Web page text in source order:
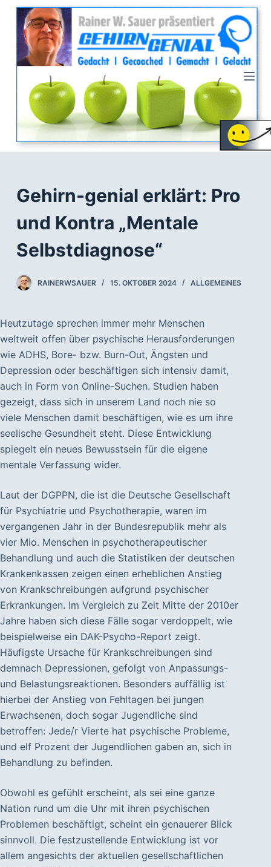
Z
u
n
h
a
s
n
e
Gehirn-genial erklärt: Pro
und Kontra „Mentale
Selbstdiagnose“
RAINERWSAUER 15. OKTOBER 2024 ALLGEMEINES
Heutzutage sprechen immer mehr Menschen
weltweit offen über psychische Herausforderungen
wie ADHS, Bore- bzw. Burn-Out, Ängsten und
Depression oder beschäftigen sich intensiv damit,
auch in Form von Online-Suchen. Studien haben
gezeigt, dass sich in unserem Land noch nie so
viele Menschen damit beschäftigen, wie es um ihre
seelische Gesundheit steht. Diese Entwicklung
spiegelt ein neues Bewusstsein für die eigene
mentale Verfassung wider.
Laut der DGPPN, die ist die Deutsche Gesellschaft
für Psychiatrie und Psychotherapie, waren im
vergangenen Jahr in der Bundesrepublik mehr als
vier Mio. Menschen in psychotherapeutischer
Behandlung und auch die Statistiken der deutschen
Krankenkassen zeigen einen erheblichen Anstieg
von Krankschreibungen aufgrund psychischer
Erkrankungen. Im Vergleich zu Zeit Mitte der 2010er
Jahre haben sich diese Fälle sogar verdoppelt, wie
beispielweise ein DAK-Psycho-Report zeigt.
Häufigste Ursache für Krankschreibungen sind
demnach Depressionen, gefolgt von Anpassungs-
und Belastungsreaktionen. Besonders auffällig ist
hierbei der Anstieg von Fehltagen bei jungen
Erwachsenen, doch sogar Jugendliche sind
betroffen: Jede/r Vierte hat psychische Probleme,
und elf Prozent der Jugendlichen gaben an, sich in
Behandlung zu befinden.
Obwohl es gefühlt erscheint, als sei eine ganze
Nation rund um die Uhr mit ihren psychischen
Problemen beschäftigt, scheint ein genauerer Blick
sinnvoll. Die festzustellende Entwicklung ist vor
allem angesichts der aktuellen gesellschaftlichen